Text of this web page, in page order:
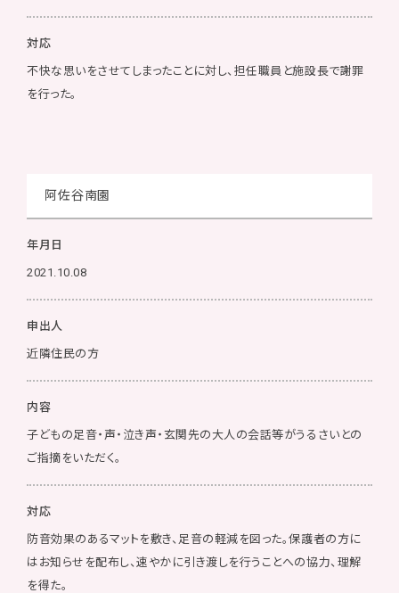
対応
不快な思いをさせてしまったことに対し、担任職員と施設長で謝罪
を行った。
阿佐谷南園
年月日
2021.10.08
申出人
近隣住民の方
内容
子どもの足音・声・泣き声・玄関先の大人の会話等がうるさいとの
ご指摘をいただく。
対応
防音効果のあるマットを敷き、足音の軽減を図った。保護者の方に
はお知らせを配布し、速やかに引き渡しを行うことへの協力、理解
を得た。